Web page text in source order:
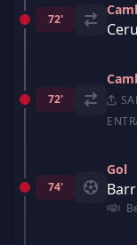
72'
72'
74'
Gol